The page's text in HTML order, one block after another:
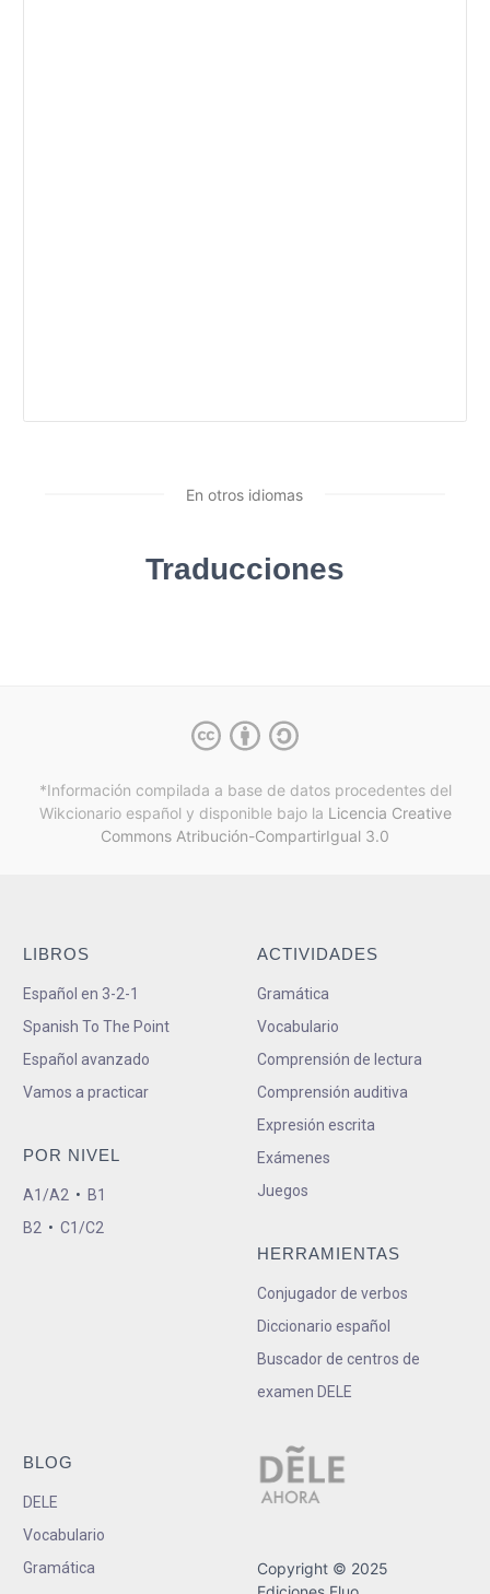
En otros idiomas
Traducciones
*Información compilada a base de datos procedentes del
Wikcionario español y disponible bajo la Licencia Creative
Commons Atribución-CompartirIgual 3.0
LIBROS
Español en 3-2-1
Spanish To The Point
Español avanzado
Vamos a practicar
POR NIVEL
A1/A2 • B1
B2 • C1/C2
ACTIVIDADES
Gramática
Vocabulario
Comprensión de lectura
Comprensión auditiva
Expresión escrita
Exámenes
Juegos
HERRAMIENTAS
Conjugador de verbos
Diccionario español
Buscador de centros de
examen DELE
BLOG
DELE
Vocabulario
Gramática
Copyright © 2025